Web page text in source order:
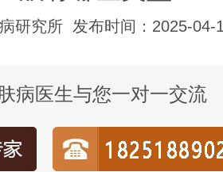
研究所 发布时间：2025-04-
病医生与您一对一交流